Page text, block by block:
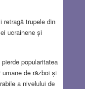
retragă trupele din
ucrainene și
popularitatea
de război și
a nivelului de